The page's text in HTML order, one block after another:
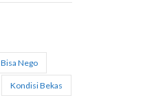
Bisa Nego
Kondisi Bekas